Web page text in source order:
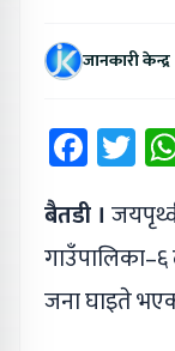
जानकारी केन्द्र
बैतडी ।
गाउँपालिका–६
जना घाइते